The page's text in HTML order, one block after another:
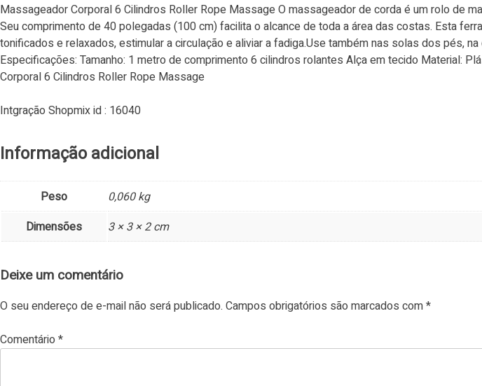
Massageador Corporal 6 Cilindros Roller Rope Massage O massageador de corda é um rolo de
Seu comprimento de 40 polegadas (100 cm) facilita o alcance de toda a área das costas. Esta
tonificados e relaxados, estimular a circulação e aliviar a fadiga.Use também nas solas dos pés,
Especificações: Tamanho: 1 metro de comprimento 6 cilindros rolantes Alça em tecido Material:
Corporal 6 Cilindros Roller Rope Massage
Intgração Shopmix id : 16040
Informação adicional
Peso
0,060 kg
Dimensões
3 × 3 × 2 cm
Deixe um comentário
O seu endereço de e-mail não será publicado. Campos obrigatórios são marcados com*
Comentário *